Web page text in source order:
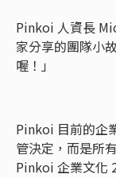
Pinkoi 人資長
家分享的團隊小
喔！」
Pinkoi 目前的企
管決定，而是所
Pinkoi 企業文化